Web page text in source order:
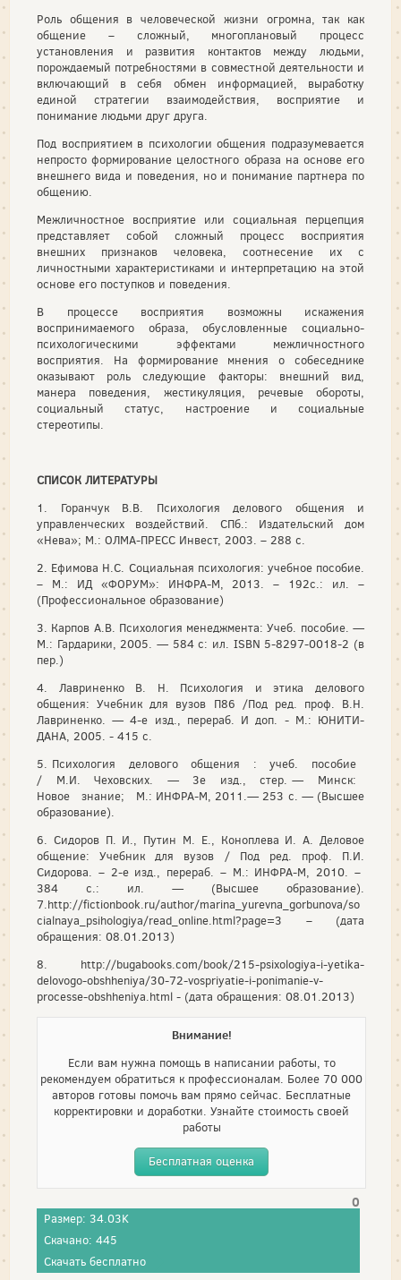
Роль общения в человеческой жизни огромна, так как
общение – сложный, многоплановый процесс
установления и развития контактов между людьми,
порождаемый потребностями в совместной деятельности и
включающий в себя обмен информацией, выработку
единой стратегии взаимодействия, восприятие и
понимание людьми друг друга.
Под восприятием в психологии общения подразумевается
непросто формирование целостного образа на основе его
внешнего вида и поведения, но и понимание партнера по
общению.
Межличностное восприятие или социальная перцепция
представляет собой сложный процесс восприятия
внешних признаков человека, соотнесение их с
личностными характеристиками и интерпретацию на этой
основе его поступков и поведения.
В процессе восприятия возможны искажения
воспринимаемого образа, обусловленные социально-
психологическими эффектами межличностного
восприятия. На формирование мнения о собеседнике
оказывают роль следующие факторы: внешний вид,
манера поведения, жестикуляция, речевые обороты,
социальный статус, настроение и социальные
стереотипы.
СПИСОК ЛИТЕРАТУРЫ
1. Горанчук В.В. Психология делового общения и
управленческих воздействий. СПб.: Издательский дом
«Нева»; М.: ОЛМА-ПРЕСС Инвест, 2003. – 288 с.
2. Ефимова Н.С. Социальная психология: учебное пособие.
– М.: ИД «ФОРУМ»: ИНФРА-М, 2013. – 192с.: ил. –
(Профессиональное образование)
3. Карпов А.В. Психология менеджмента: Учеб. пособие. —
М.: Гардарики, 2005. — 584 с: ил. ISBN 5-8297-0018-2 (в
пер.)
4. Лавриненко В. Н. Психология и этика делового
общения: Учебник для вузов П86 /Под ред. проф. В.Н.
Лавриненко. — 4-е изд., перераб. И доп. - М.: ЮНИТИ-
ДАНА, 2005. - 415 с.
5. Психология делового общения : учеб. пособие
/ М.И. Чеховских. — 3е изд., стер. — Минск:
Новое знание; М.: ИНФРА-М, 2011.— 253 с. — (Высшее
образование).
6. Сидоров П. И., Путин М. Е., Коноплева И. А. Деловое
общение: Учебник для вузов / Под ред. проф. П.И.
Сидорова. – 2-е изд., перераб. – М.: ИНФРА-М, 2010. –
384 с.: ил. — (Высшее образование).
7.http://fictionbook.ru/author/marina_yurevna_gorbunova/so
cialnaya_psihologiya/read_online.html?page=3 – (дата
обращения: 08.01.2013)
8. http://bugabooks.com/book/215-psixologiya-i-yetika-
delovogo-obshheniya/30-72-vospriyatie-i-ponimanie-v-
processe-obshheniya.html - (дата обращения: 08.01.2013)
Внимание!
Если вам нужна помощь в написании работы, то
рекомендуем обратиться к профессионалам. Более 70 000
авторов готовы помочь вам прямо сейчас. Бесплатные
корректировки и доработки. Узнайте стоимость своей
работы
Бесплатная оценка
0
Размер: 34.03K
Скачано: 445
Скачать бесплатно